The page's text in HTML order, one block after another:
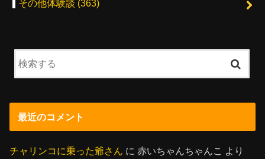
その他体験談 (363)
最近のコメント
チャリンコに乗った爺さん に赤いちゃんちゃんこ より